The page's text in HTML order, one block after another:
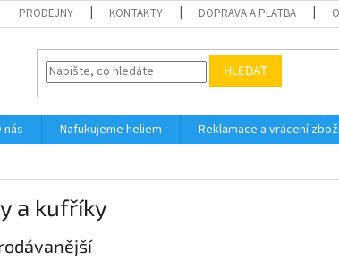
PRODEJNY KONTAKTY DOPRAVA A PLATBA
HLEDAT
nás Nafukujeme heliem Reklamace a vrácení
a kufříky